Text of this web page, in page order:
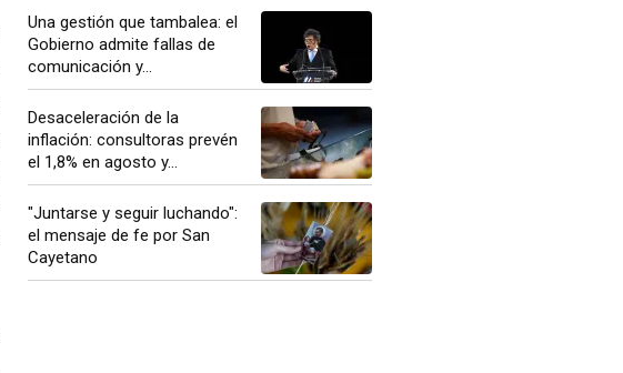
Una gestión que tambalea: el
Gobierno admite fallas de
comunicación y...
Desaceleración de la
inflación: consultoras prevén
el 1,8% en agosto y...
"Juntarse y seguir luchando":
el mensaje de fe por San
Cayetano